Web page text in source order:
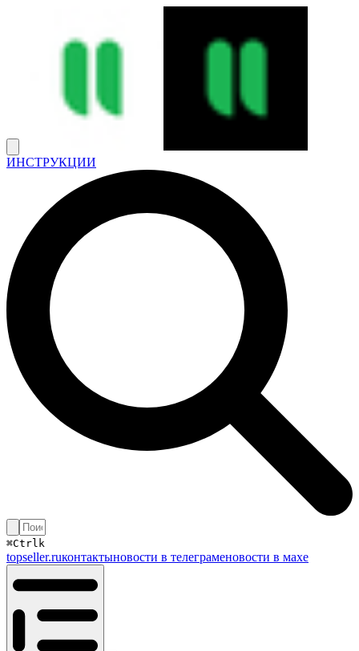
ИНСТРУКЦИИ
⌘Ctrl k
topseller.ruконтактыновости в телеграменовости в махе